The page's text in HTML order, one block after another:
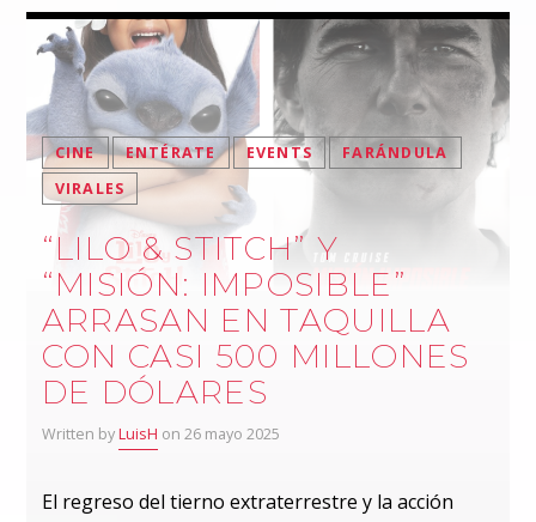
CINE ENTÉRATE EVENTS
FARÁNDULA
VIRALES
“LILO & STITCH” Y
“MISIÓN: IMPOSIBLE”
ARRASAN EN TAQUILLA
CON CASI 500 MILLONES
DE DÓLARES
Written byLuisH on 26 mayo 2025
El regreso del tierno extraterrestre y la acción